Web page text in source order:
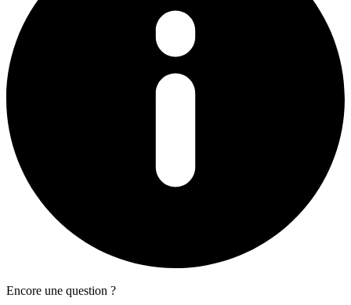
Encore une question ?